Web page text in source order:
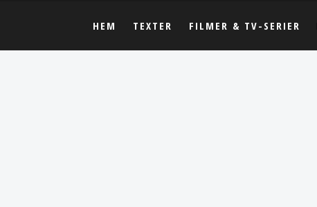
HEM TEXTER FILMER & TV-SERIER